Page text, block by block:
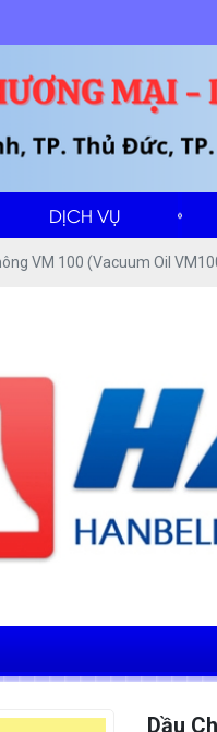
DỊCH VỤ
VM 100 (Vacuum Oil
Dầu